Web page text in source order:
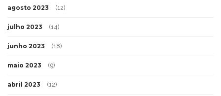
agosto 2023 (12)
julho 2023 (14)
junho 2023 (18)
maio 2023 (9)
abril 2023 (12)